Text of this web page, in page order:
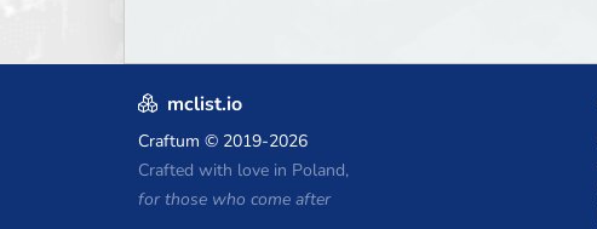
mclist.io
Craftum © 2019-2026
Crafted with love in Poland,
for those who come after